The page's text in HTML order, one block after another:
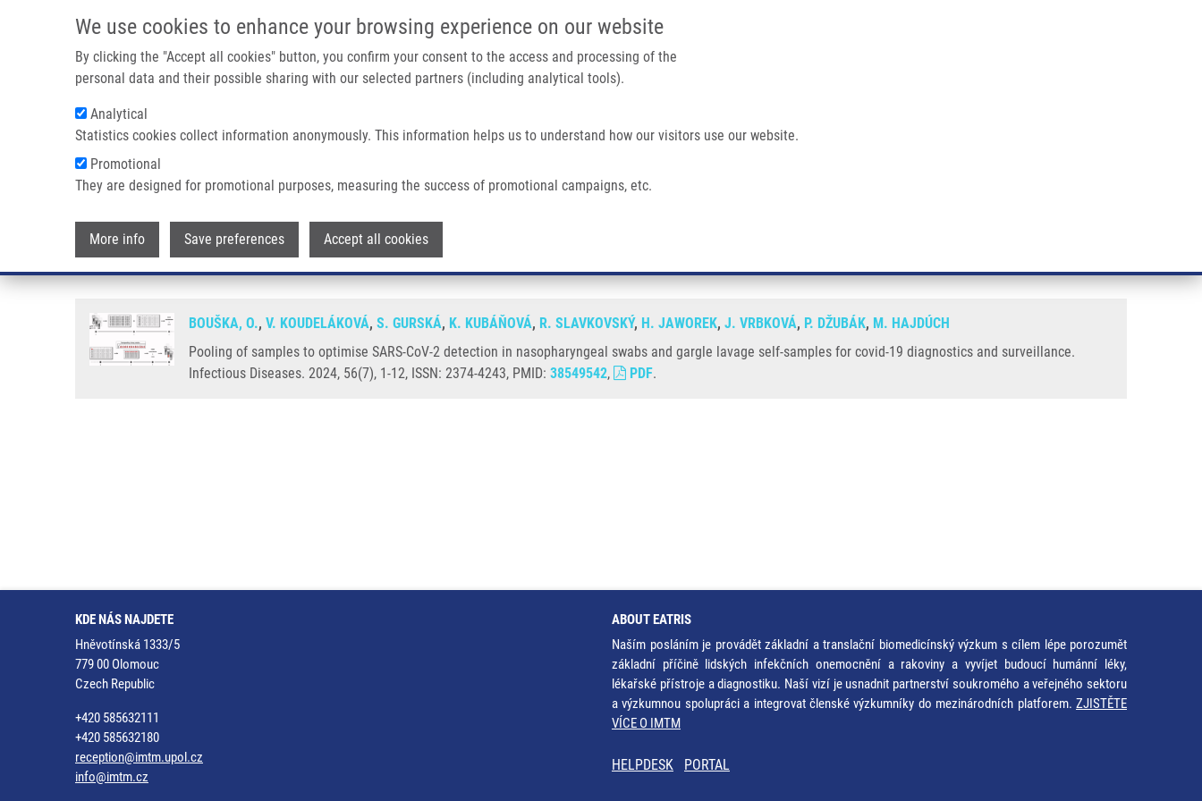
We use cookies to enhance your browsing experience on our website
By clicking the "Accept all cookies" button, you confirm your consent to the access and processing of the
personal data and their possible sharing with our selected partners (including analytical tools).
Analytical
Statistics cookies collect information anonymously. This information helps us to understand how our visitors use our website.
Promotional
They are designed for promotional purposes, measuring the success of promotional campaigns, etc.
More info Save preferences Accept all cookies
IMTM PORTÁL
Main navigation
Drobečková navigace
Domů Pooling Of Samples To Optimise SARS-CoV-2 Detection In Nasopharyngeal Swabs And Gargle Lavage Self-samples For Covid-19 Diagnostics And Surveillance
Pooling of samples to optimise SARS-CoV-2 detection in nasopharyngeal swabs and gargle lavage self-
samples for covid-19 diagnostics and surveillance
BOUŠKA, O., V. KOUDELÁKOVÁ, S. GURSKÁ, K. KUBÁŇOVÁ, R. SLAVKOVSKÝ, H. JAWOREK, J. VRBKOVÁ, P. DŽUBÁK, M. HAJDÚCH
Pooling of samples to optimise SARS-CoV-2 detection in nasopharyngeal swabs and gargle lavage self-samples for covid-19 diagnostics and surveillance.
Infectious Diseases. 2024, 56(7), 1-12, ISSN: 2374-4243, PMID: 38549542, PDF.
KDE NÁS NAJDETE
Hněvotínská 1333/5
779 00 Olomouc
Czech Republic
+420 585632111
+420 585632180
reception@imtm.upol.cz
info@imtm.cz
ABOUT EATRIS
Naším posláním je provádět základní a translační biomedicínský výzkum s cílem lépe porozumět
základní příčině lidských infekčních onemocnění a rakoviny a vyvíjet budoucí humánní léky,
lékařské přístroje a diagnostiku. Naší vizí je usnadnit partnerství soukromého a veřejného sektoru
a výzkumnou spolupráci a integrovat členské výzkumníky do mezinárodních platforem. ZJISTĚTE
VÍCE O IMTM
HELPDESK PORTAL